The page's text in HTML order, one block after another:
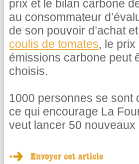
prix et le bilan carbone
au consommateur
de son pouvoir d’achat
coulis de tomates, le
émissions carbone peut
choisis.
1000 personnes se sont
ce qui encourage La
veut lancer 50